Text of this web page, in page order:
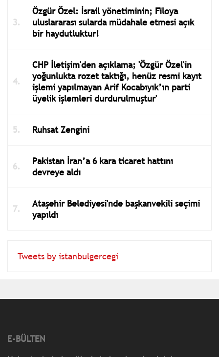
Özgür Özel: İsrail yönetiminin; Filoya
uluslararası sularda müdahale etmesi açık
bir haydutluktur!
CHP İletişim'den açıklama; 'Özgür Özel'in
yoğunlukta rozet taktığı, henüz resmi kayıt
işlemi yapılmayan Arif Kocabıyık’ın parti
üyelik işlemleri durdurulmuştur'
Ruhsat Zengini
Pakistan İran’a 6 kara ticaret hattını
devreye aldı
Ataşehir Belediyesi'nde başkanvekili seçimi
yapıldı
Tweets by istanbulgercegi
E-BÜLTEN